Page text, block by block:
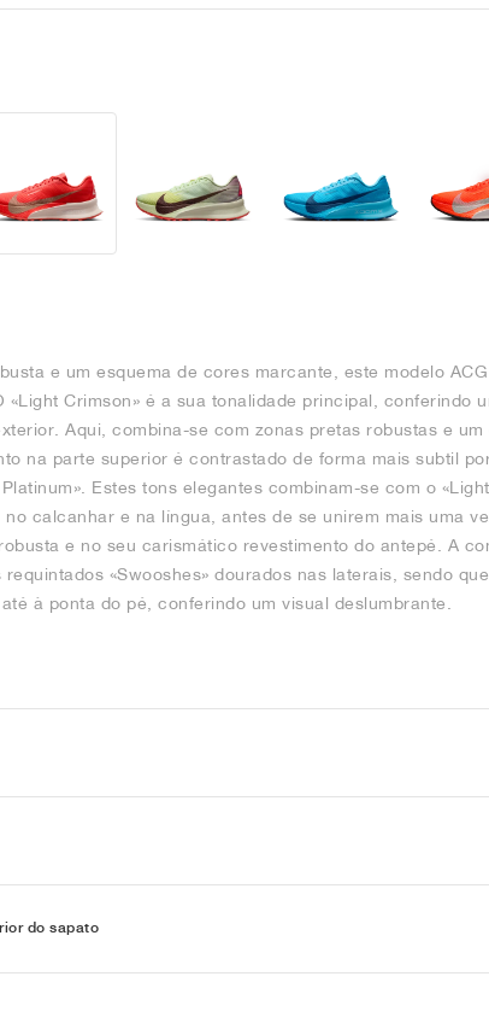
e um esquema de cores marcante, este modelo
«Light Crimson» é a sua tonalidade principal, conferindo
Aqui, combina-se com zonas pretas robustas e
na parte superior é contrastado de forma mais subtil
Estes tons elegantes combinam-se com o
no calcanhar e na língua, antes de se unirem mais uma
e no seu carismático revestimento do antepé. A
«Swooshes» dourados nas laterais, sendo
à ponta do pé, conferindo um visual deslumbrante.
do sapato